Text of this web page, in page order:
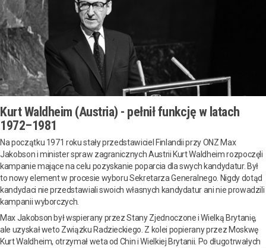
Kurt Waldheim (Austria) - pełnił funkcję w latach
1972–1981
Na początku 1971 roku stały przedstawiciel Finlandii przy ONZ Max
Jakobson i minister spraw zagranicznych Austrii Kurt Waldheim rozpoczęli
kampanie mające na celu pozyskanie poparcia dla swych kandydatur. Był
to nowy element w procesie wyboru Sekretarza Generalnego. Nigdy dotąd
kandydaci nie przedstawiali swoich własnych kandydatur ani nie prowadzili
kampanii wyborczych.
Max Jakobson był wspierany przez Stany Zjednoczone i Wielką Brytanię,
ale uzyskał weto Związku Radzieckiego. Z kolei popierany przez Moskwę
Kurt Waldheim, otrzymał weta od Chin i Wielkiej Brytanii. Po długotrwałych